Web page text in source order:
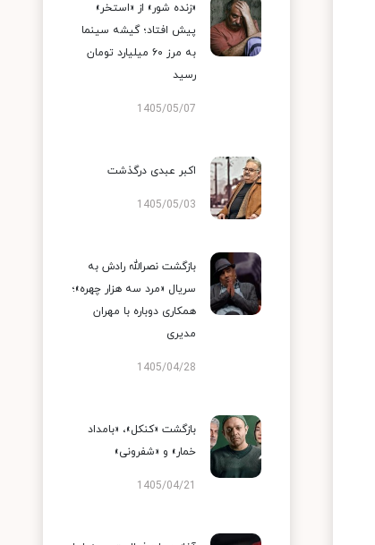
«زنده شور» از «استخر»
پیش افتاد؛ گیشه سینما
به مرز ۶۰ میلیارد تومان
رسید
1405/05/07
اکبر عبدی درگذشت
1405/05/03
بازگشت نصرالله رادش به
سریال «مرد سه هزار چهره»؛
همکاری دوباره با مهران
مدیری
1405/04/28
بازگشت «کنکل»، «بامداد
خمار» و «شفرونی»
1405/04/21